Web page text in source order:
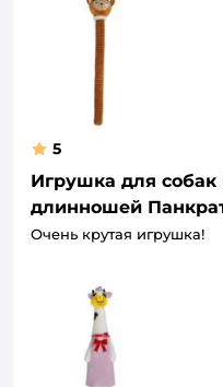
5
Игрушка для
длинношей
Очень крутая игрушка!